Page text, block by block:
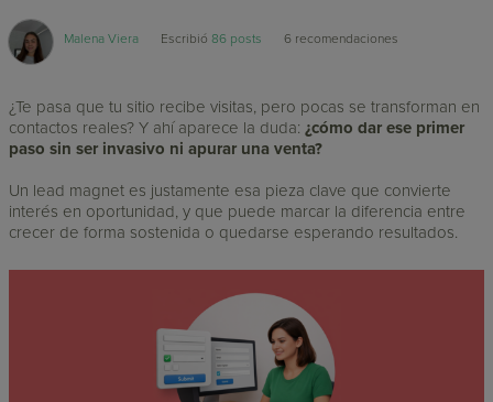
Malena Viera Escribió 86 posts 6 recomendaciones
¿Te pasa que tu sitio recibe visitas, pero pocas se transforman en
contactos reales? Y ahí aparece la duda:¿cómo dar ese primer
paso sin ser invasivo ni apurar una venta?
Un lead magnet es justamente esa pieza clave que convierte
interés en oportunidad, y que puede marcar la diferencia entre
crecer de forma sostenida o quedarse esperando resultados.